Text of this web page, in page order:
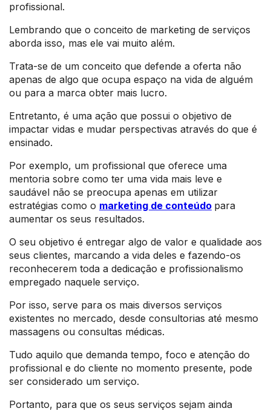
profissional.
Lembrando que o conceito de marketing de serviços
aborda isso, mas ele vai muito além.
Trata-se de um conceito que defende a oferta não
apenas de algo que ocupa espaço na vida de alguém
ou para a marca obter mais lucro.
Entretanto, é uma ação que possui o objetivo de
impactar vidas e mudar perspectivas através do que é
ensinado.
Por exemplo, um profissional que oferece uma
mentoria sobre como ter uma vida mais leve e
saudável não se preocupa apenas em utilizar
estratégias como o marketing de conteúdo para
aumentar os seus resultados.
O seu objetivo é entregar algo de valor e qualidade aos
seus clientes, marcando a vida deles e fazendo-os
reconhecerem toda a dedicação e profissionalismo
empregado naquele serviço.
Por isso, serve para os mais diversos serviços
existentes no mercado, desde consultorias até mesmo
massagens ou consultas médicas.
Tudo aquilo que demanda tempo, foco e atenção do
profissional e do cliente no momento presente, pode
ser considerado um serviço.
Portanto, para que os seus serviços sejam ainda